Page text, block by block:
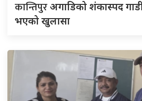
कान्तिपुरअगाडिको शंकास्पद
भएको खुलासा